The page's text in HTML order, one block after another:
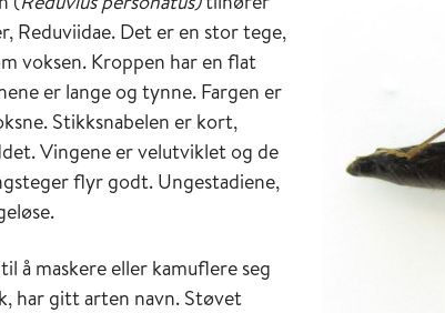
Reduviidae. Det er en stor tege,
voksen. Kroppen har en flat
er lange og tynne. Fargen er
Stikksnabelen er kort,
Vingene er velutviklet og de
flyr godt. Ungestadiene,
å maskere eller kamuflere seg
har gitt arten navn. Støvet